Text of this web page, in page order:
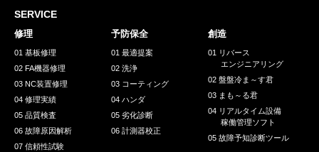
SERVICE
修理
01 基板修理
02 FA機器修理
03 NC装置修理
04 修理実績
05 品質検査
06 故障原因解析
07 信頼性試験
予防保全
01 最適提案
02 洗浄
03 コーティング
04 ハンダ
05 劣化診断
06 計測器校正
創造
01 リバース
エンジニアリング
02 盤盤冷ま～す君
03 まも～る君
04 リアルタイム設備
稼働管理ソフト
05 故障予知診断ツール